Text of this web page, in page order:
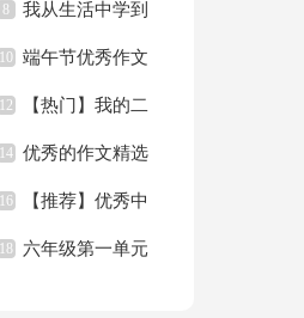
汇总五篇
8 我从生活中学到
了语文作文15篇
10 端午节优秀作文
【推荐】
12 【热门】我的二
年级作文300字汇总5
篇
14 优秀的作文精选
15篇
16 【推荐】优秀中
学作文三篇
18 六年级第一单元